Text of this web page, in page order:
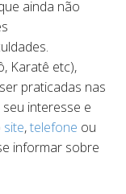
ainda não
Karatê etc),
praticadas nas
interesse e
site,telefone ou
informar sobre